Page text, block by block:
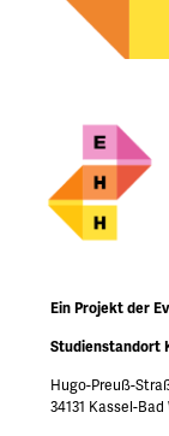
Ein Projekt der
Studienstandort
Hugo-Preuß-
34131 Kassel-